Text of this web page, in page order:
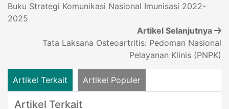
Buku Strategi Komunikasi Nasional Imunisasi 2022-
2025
Artikel Selanjutnya
Tata Laksana Osteoartritis: Pedoman Nasional
Pelayanan Klinis (PNPK)
Artikel Terkait Artikel Populer
Artikel Terkait